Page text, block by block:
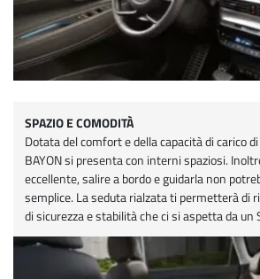
SPAZIO E COMODITÀ
Dotata del comfort e della capacità di carico
BAYON si presenta con interni spaziosi.
eccellente, salire a bordo e guidarla non
semplice. La seduta rialzata ti permetterà di
di sicurezza e stabilità che ci si aspetta da un